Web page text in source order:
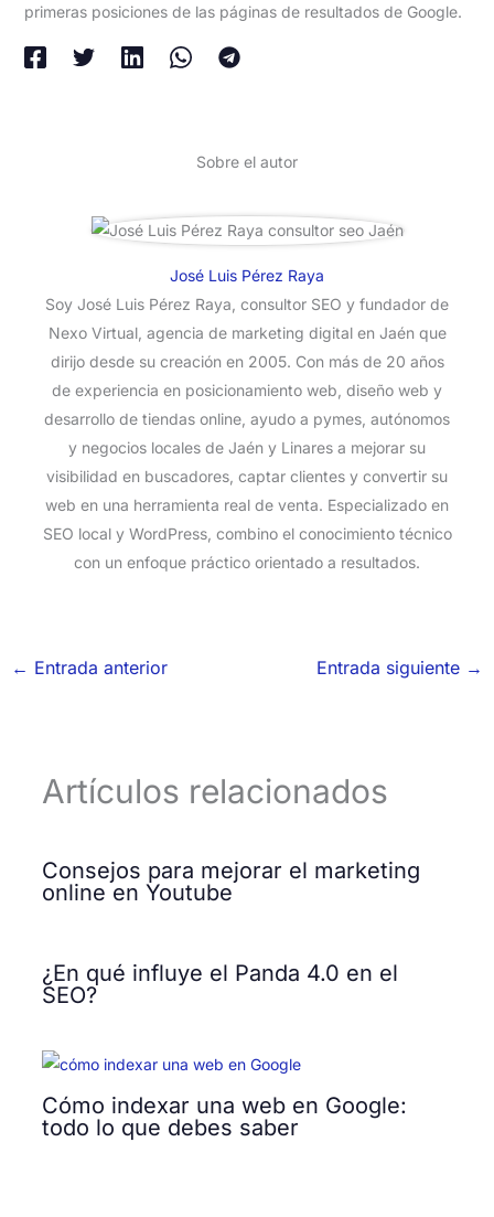
primeras posiciones de las páginas de resultados de Google.
Sobre el autor
José Luis Pérez Raya
Soy José Luis Pérez Raya, consultor SEO y fundador de
Nexo Virtual, agencia de marketing digital en Jaén que
dirijo desde su creación en 2005. Con más de 20 años
de experiencia en posicionamiento web, diseño web y
desarrollo de tiendas online, ayudo a pymes, autónomos
y negocios locales de Jaén y Linares a mejorar su
visibilidad en buscadores, captar clientes y convertir su
web en una herramienta real de venta. Especializado en
SEO local y WordPress, combino el conocimiento técnico
con un enfoque práctico orientado a resultados.
← Entrada anterior Entrada siguiente →
Artículos relacionados
Consejos para mejorar el marketing
online en Youtube
¿En qué influye el Panda 4.0 en el
SEO?
Cómo indexar una web en Google:
todo lo que debes saber